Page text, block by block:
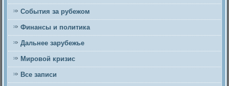
События за рубежом
Финансы и политика
Дальнее зарубежье
Мировой кризис
Все записи